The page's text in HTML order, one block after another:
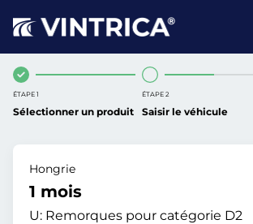
ÉTAPE 1
Sélectionner un produit
ÉTAPE 2
Saisir le véhicule
Hongrie
1 mois
U: Remorques pour catégorie D2